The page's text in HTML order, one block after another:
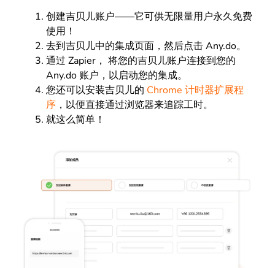
创建吉贝儿账户——它可供无限量用户永久免费
使用！
去到吉贝儿中的集成页面，然后点击 Any.do。
通过 Zapier， 将您的吉贝儿账户连接到您的
Any.do 账户，以启动您的集成。
您还可以安装吉贝儿的 Chrome 计时器扩展程
序 ，以便直接通过浏览器来追踪工时。
就这么简单！